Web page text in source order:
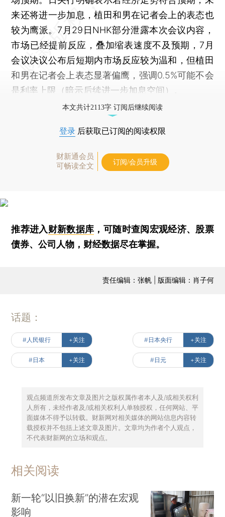
来还将进一步加息，植田和男在记者会上的表态也
较为鹰派。7月29日NHK部分泄露本次会议内容，
市场已经提前反应，叠加缩表速度不及预期，7月
会议决议公布后短期内市场反应较为温和，但植田
和男在记者会上表态显著偏鹰，强调0.5%可能不会
是利率上限（暗示后续进一步加息空间）。
本文共计2113字 订阅后继续阅读
登录 后获取已订阅的阅读权限
财新通会员
可畅读全文
订阅/会员升级
推荐进入财新数据库 ，可随时查阅宏观经济、股票
债券、公司人物，财经数据尽在掌握。
责任编辑：张帆 | 版面编辑：肖子何
话题：
#人民银行 +关注 #日本央行 +关注
#日本 +关注 #日元 +关注
观点频道所发布文章及图片之版权属作者本人及/或相关权利
人所有，未经作者及/或相关权利人单独授权，任何网站、平
面媒体不得予以转载。财新网对相关媒体的网站信息内容转
载授权并不包括上述文章及图片。文章均为作者个人观点，
不代表财新网的立场和观点。
相关阅读
新一轮“以旧换新”的潜在宏观
影响